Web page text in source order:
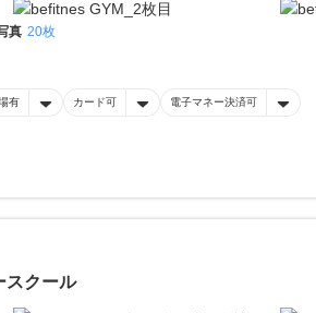
真 20枚
有 カード可 電子マネー決済可
スクール